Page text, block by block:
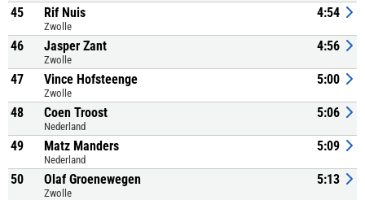
45 Rif Nuis
Zwolle
4:54
46 Jasper Zant
Zwolle
4:56
47 Vince Hofsteenge
Zwolle
5:00
48 Coen Troost
Nederland
5:06
49 Matz Manders
Nederland
5:09
50 Olaf Groenewegen
Zwolle
5:13